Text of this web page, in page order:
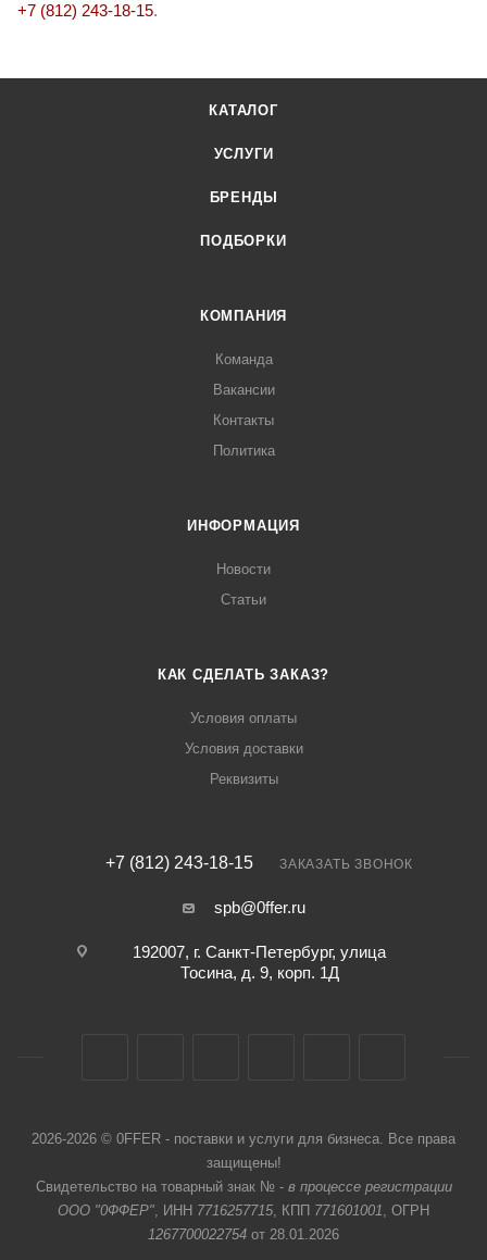
+7 (812) 243-18-15.
КАТАЛОГ
УСЛУГИ
БРЕНДЫ
ПОДБОРКИ
КОМПАНИЯ
Команда
Вакансии
Контакты
Политика
ИНФОРМАЦИЯ
Новости
Статьи
КАК СДЕЛАТЬ ЗАКАЗ?
Условия оплаты
Условия доставки
Реквизиты
+7 (812) 243-18-15 ЗАКАЗАТЬ ЗВОНОК
spb@0ffer.ru
192007, г. Санкт-Петербург, улица
Тосина, д. 9, корп. 1Д
2026-2026 © 0FFER - поставки и услуги для бизнеса. Все права
защищены!
Свидетельство на товарный знак № - в процессе регистрации
ООО "0ФФЕР", ИНН 7716257715, КПП 771601001, ОГРН
1267700022754 от 28.01.2026